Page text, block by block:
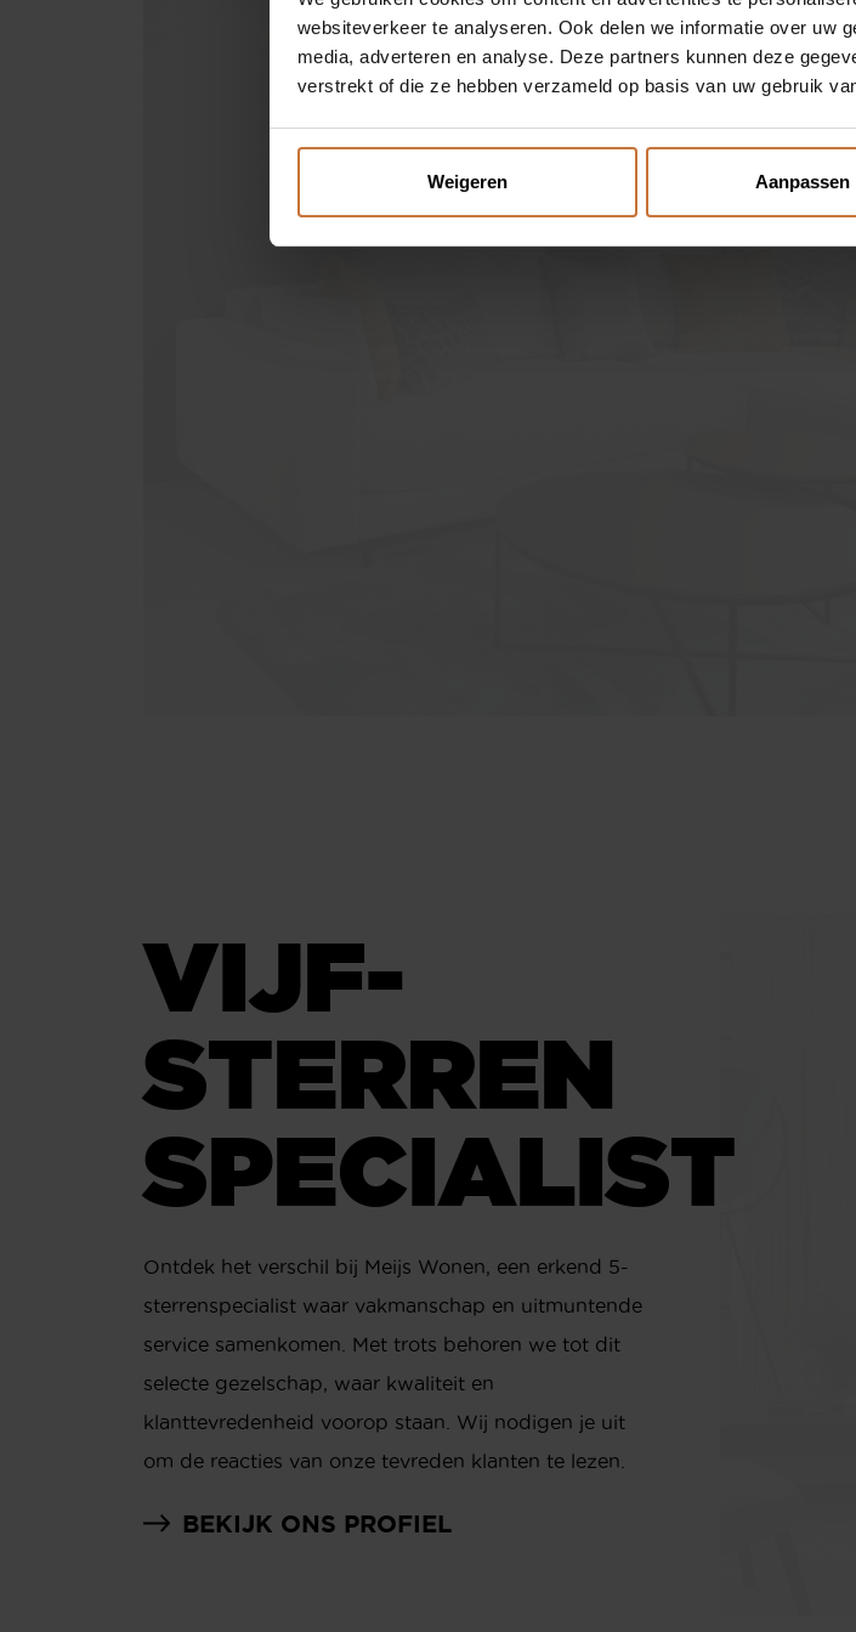
websiteverkeer te analyseren. Ook delen we informatie over uw
media, adverteren en analyse. Deze partners kunnen deze
verstrekt of die ze hebben verzameld op basis van uw gebruik
Weigeren Aanpassen
BINNENKIJKEN
OVER MEIJS
CONTACT
SHOP
VIJF-
STERREN
SPECIALIST
​​Ontdek het verschil bij Meijs Wonen, een erkend 5-
sterrenspecialist waar vakmanschap en uitmuntende
service samenkomen. Met trots behoren we tot dit
selecte gezelschap, waar kwaliteit en
klanttevredenheid voorop staan. Wij nodigen je uit
om de reacties van onze tevreden klanten te lezen.
BEKIJK ONS PROFIEL